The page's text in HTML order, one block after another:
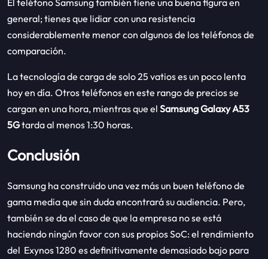
general; tienes que lidiar con una resistencia
considerablemente menor con algunos de los teléfonos de
comparación.
La tecnología de carga de solo 25 vatios es un poco lenta
hoy en día. Otros teléfonos en este rango de precios se
cargan en una hora, mientras que el Samsung Galaxy A53
5Gtarda al menos 1:30 horas.
Conclusión
Samsung ha construido una vez más un buen teléfono de
gama media que sin duda encontrará su audiencia. Pero,
también se da el caso de que la empresa no se está
haciendo ningún favor con sus propios SoC: el rendimiento
del Exynos 1280 es definitivamente demasiado bajo para